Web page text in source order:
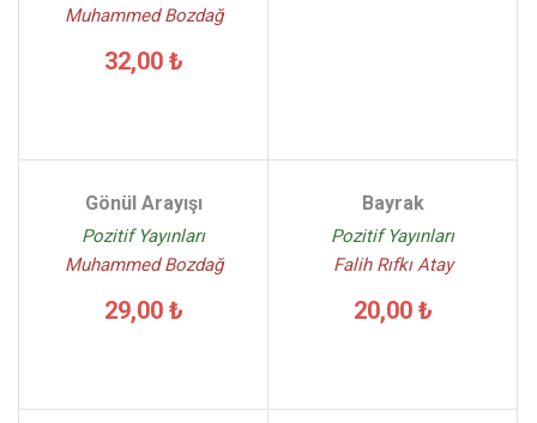
Muhammed Bozdağ
32,00 ₺
Gönül Arayışı
Pozitif Yayınları
Muhammed Bozdağ
29,00 ₺
Bayrak
Pozitif Yayınları
Falih Rıfkı Atay
20,00 ₺